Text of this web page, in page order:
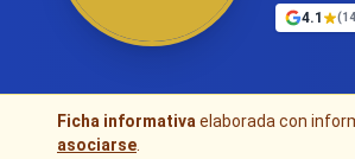
4.1
Ficha informativa elaborada con
asociarse